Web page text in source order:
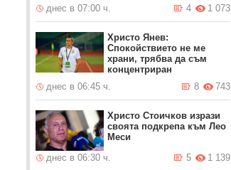
днес в 07:00 ч.
1 073
4
Христо Янев:
Спокойствието не ме
храни, трябва да съм
концентриран
днес в 06:45 ч.
743
8
Христо Стоичков изрази
своята подкрепа към Лео
Меси
днес в 06:30 ч.
1 139
5